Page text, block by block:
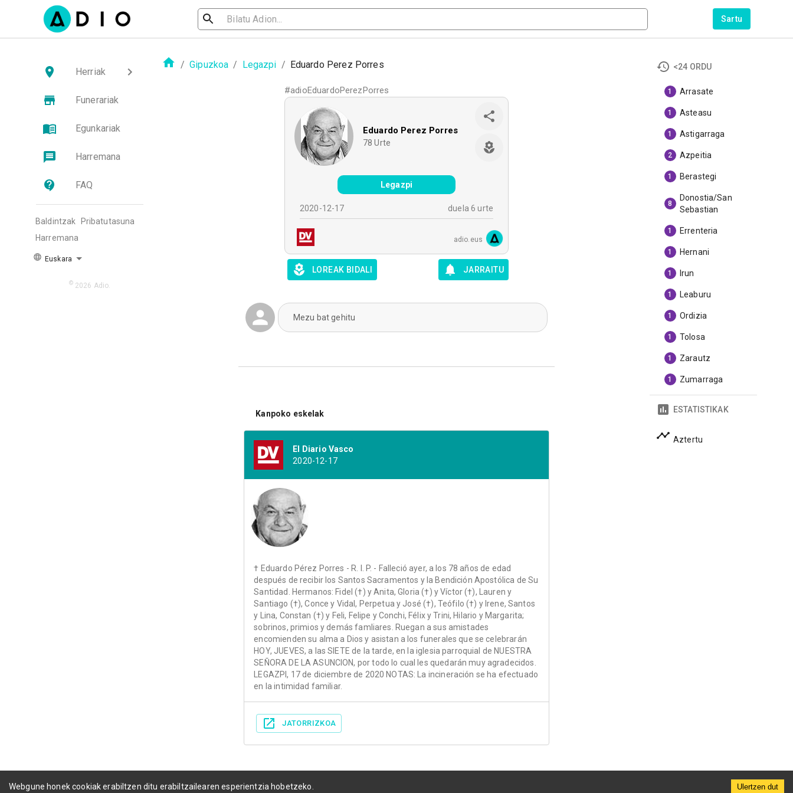
Sartu
Herriak
Funerariak
Egunkariak
Harremana
FAQ
Baldintzak
Pribatutasuna
Harremana
Euskara
© 2026 Adio.
/ Gipuzkoa / Legazpi / Eduardo Perez Porres
#adioEduardoPerezPorres
Eduardo Perez Porres
78 Urte
Legazpi
2020-12-17 duela 6 urte
adio.eus
LOREAK BIDALI JARRAITU
Mezu bat gehitu
Kanpoko eskelak
El Diario Vasco
2020-12-17
† Eduardo Pérez Porres - R. I. P. - Falleció ayer, a los 78 años de edad
después de recibir los Santos Sacramentos y la Bendición Apostólica de Su
Santidad. Hermanos: Fidel (†) y Anita, Gloria (†) y Víctor (†), Lauren y
Santiago (†), Conce y Vidal, Perpetua y José (†), Teófilo (†) y Irene, Santos
y Lina, Constan (†) y Feli, Felipe y Conchi, Félix y Trini, Hilario y Margarita;
sobrinos, primios y demás famliares. Ruegan a sus amistades
encomienden su alma a Dios y asistan a los funerales que se celebrarán
HOY, JUEVES, a las SIETE de la tarde, en la iglesia parroquial de NUESTRA
SEÑORA DE LA ASUNCION, por todo lo cual les quedarán muy agradecidos.
LEGAZPI, 17 de diciembre de 2020 NOTAS: La incineración se ha efectuado
en la intimidad familiar.
JATORRIZKOA
<24 ORDU
1 Arrasate
1 Asteasu
1 Astigarraga
2 Azpeitia
1 Berastegi
8
Donostia/San
Sebastian
1 Errenteria
1 Hernani
1 Irun
1 Leaburu
1 Ordizia
1 Tolosa
1 Zarautz
1 Zumarraga
ESTATISTIKAK
Aztertu
Webgune honek cookiak erabiltzen ditu erabiltzailearen esperientzia hobetzeko. Ulertzen dut